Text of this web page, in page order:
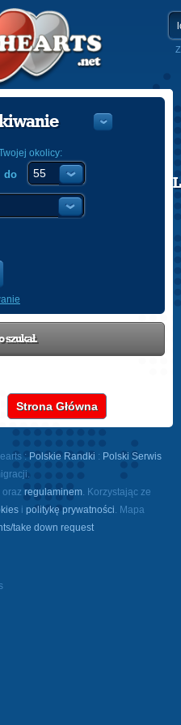
POLISH
okolicy:
do
szukał.
Strona Główna
: Polskie Randki : Polski Serwis
oraz regulaminem. Korzystając ze
i politykę prywatności. Mapa
take down request